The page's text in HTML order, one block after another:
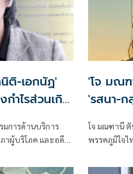
ติ-เอกนัฏ'
ำไรส่วนเกิน
มการด้านบริการ
าผู้บริโภค และอดีต
วๆท่ามกลาง
'โจ มณฑ
'รสนา-
โจ มณฑานี ตั
พรรคภูมิใจ
ออกมาเรียก